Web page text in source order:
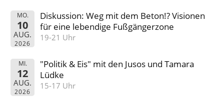
MO.
10
AUG.
2026
Diskussion: Weg mit dem Beton!? Visionen
für eine lebendige Fußgängerzone
19-21 Uhr
MI.
12
AUG.
2026
"Politik & Eis" mit den Jusos und Tamara
Lüdke
15-17 Uhr